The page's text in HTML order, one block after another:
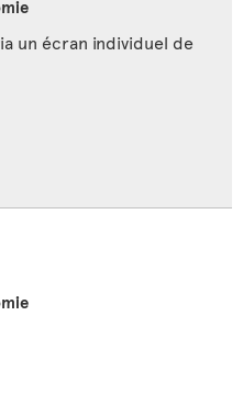
un écran individuel de